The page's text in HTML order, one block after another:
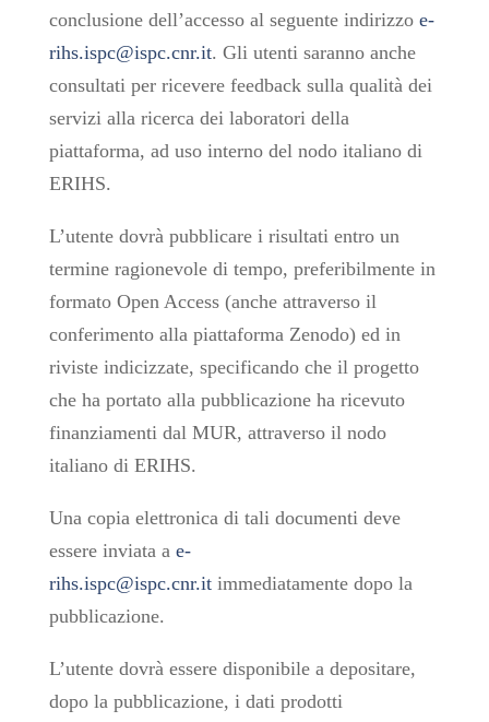
conclusione dell’accesso al seguente indirizzo e-
rihs.ispc@ispc.cnr.it. Gli utenti saranno anche
consultati per ricevere feedback sulla qualità dei
servizi alla ricerca dei laboratori della
piattaforma, ad uso interno del nodo italiano di
ERIHS.
L’utente dovrà pubblicare i risultati entro un
termine ragionevole di tempo, preferibilmente in
formato Open Access (anche attraverso il
conferimento alla piattaforma Zenodo) ed in
riviste indicizzate, specificando che il progetto
che ha portato alla pubblicazione ha ricevuto
finanziamenti dal MUR, attraverso il nodo
italiano di ERIHS.
Una copia elettronica di tali documenti deve
essere inviata a e-
rihs.ispc@ispc.cnr.itimmediatamente dopo la
pubblicazione.
L’utente dovrà essere disponibile a depositare,
dopo la pubblicazione, i dati prodotti